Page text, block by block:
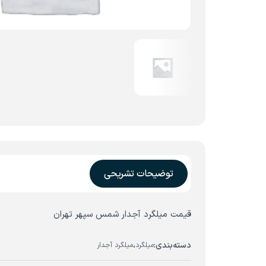
توضیحات تشریحی
قیمت میلگرد آجدار شمس سپهر تهران
دسته‌بندی:میلگرد،میلگرد آجدار